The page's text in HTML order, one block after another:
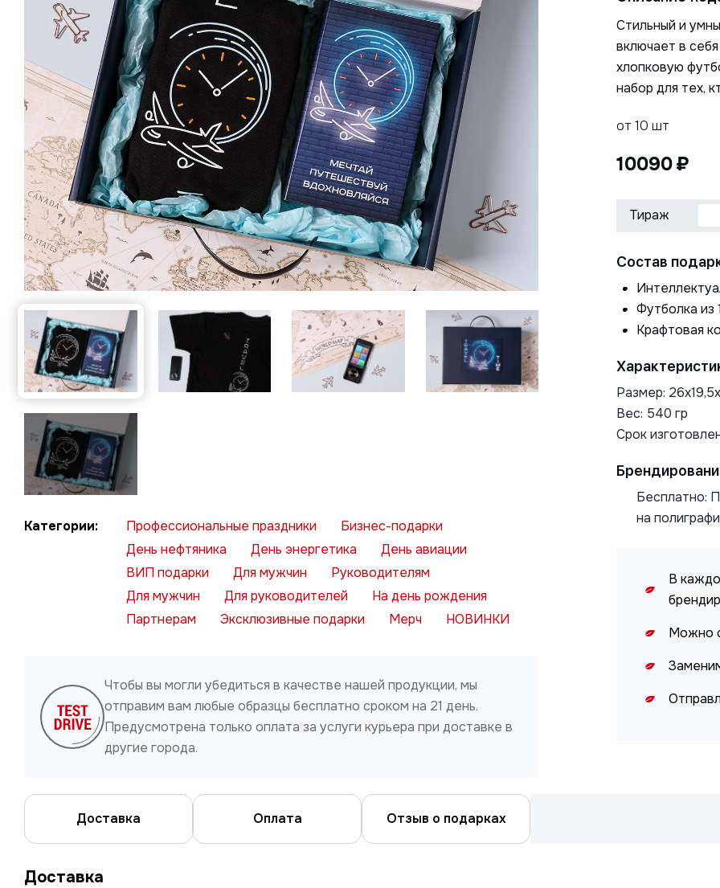
Профессиональные праздники
Бизнес-подарки
День нефтяника
День энергетика
День авиации
ВИП подарки
Для мужчин
Руководителям
Для мужчин
Для руководителей
На день рождения
Партнерам
Эксклюзивные подарки Мерч НОВИНКИ
Чтобы вы могли убедиться в качестве нашей продукции, мы
отправим вам любые образцы бесплатно сроком на 21 день.
Предусмотрена только оплата за услуги курьера при доставке в
другие города.
Стильный и
включает в
хлопковую
набор для тех,
от 10 шт
10090
Состав
Футболка из
Крафтовая
Размер:
Вес: 540 гр
Срок
Бесплатно:
на
В
Можно
Доставка Оплата Отзыв о подарках
Доставка
согласие на обработку
персональных данных
Нажимая на кнопку, я даю
персональных данных
ОТПРАВИТЬ